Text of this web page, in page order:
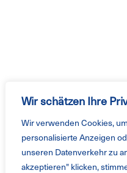
Wir schätzen Ihre
Wir verwenden Cookies,
personalisierte Anzeigen
unseren Datenverkehr zu
akzeptieren" klicken,